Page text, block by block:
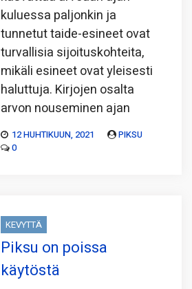
kuluessa paljonkin ja
tunnetut taide-esineet ovat
turvallisia sijoituskohteita,
mikäli esineet ovat yleisesti
haluttuja. Kirjojen osalta
arvon nouseminen ajan
12 HUHTIKUUN, 2021
PIKSU
0
KEVYTTÄ
Piksu on poissa
käytöstä